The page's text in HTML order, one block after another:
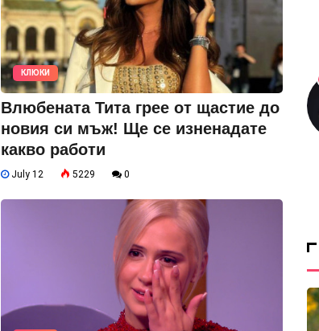
КЛЮКИ
Влюбената Тита грее от щастие до
новия си мъж! Ще се изненадате
какво работи
July 12 5229 0